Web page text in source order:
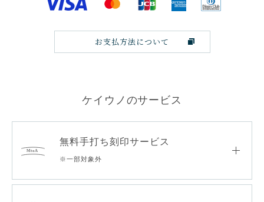
お支払方法について
ケイウノのサービス
無料手打ち刻印サービス
※一部対象外